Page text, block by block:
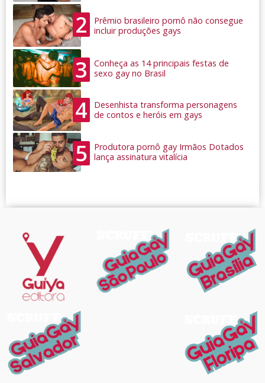
2
Prêmio brasileiro pornô não consegue
incluir produções gays
3
Conheça as 14 principais festas de
sexo gay no Brasil
4
Desenhista transforma personagens
de contos e heróis em gays
5
Produtora pornô gay Irmãos Dotados
lança assinatura vitalícia